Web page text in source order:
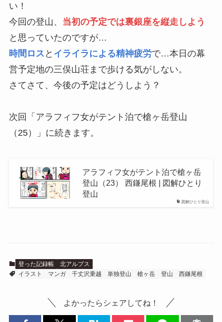
い！
今回の登山、 当初の予定では裏銀座を縦走しよう
と思っていたのですが…
時間ロス と イライラによる精神疲労で…本日の幕
営予定地の三俣山荘まで歩ける気がしない。
さてさて、今後の予定はどうしよう？
次回「アラフィフ女がテント泊で槍ヶ岳登山
（25）」に続きます。
図解ひとり登山
アラフィフ女がテント泊で槍ヶ岳
登山（23） 西鎌尾根 | 図解ひとり
登山
登った記録帳
北アルプス
イラスト
マンガ 千丈沢乗越 単独登山 槍ヶ岳 登山 西鎌尾根
よかったらシェアしてね！